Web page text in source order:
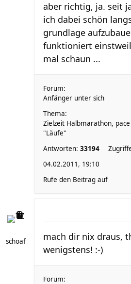
aber richtig, ja. seit
ich dabei schön
grundlage
funktioniert
mal schaun ...
Forum:
Anfänger unter sich
Thema:
Zielzeit Halbmarathon,
"Läufe"
Antworten: 33194
04.02.2011, 19:10
Rufe den Beitrag auf
schoaf
mach dir nix draus,
wenigstens! :-)
Forum: